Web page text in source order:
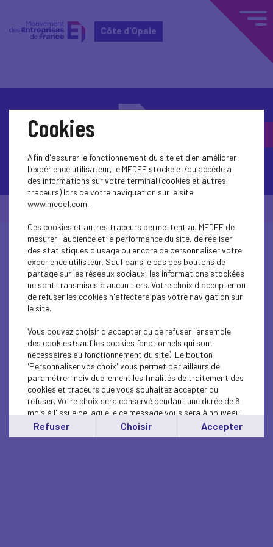
Côte d'Opale
Contactez-nous
© Medef Côte d'Opale 2026 -
Cookies
Afin d'assurer le fonctionnement du site et d'en améliorer
l'expérience utilisateur, le MEDEF stocke et/ou accède à
des informations sur votre terminal (cookies et autres
traceurs) lors de votre naviguation sur le site
www.medef.com.
Ces cookies et autres traceurs permettent au MEDEF de
mesurer l'audience et la performance du site, de réaliser
des statistiques d'usage ou encore de personnaliser votre
expérience utilisteur. Sauf dans le cas des boutons de
partage sur les réseaux sociaux, les informations stockées
ne sont transmises à aucun tiers. Votre choix d'accepter ou
de refuser les cookies n'affectera pas votre navigation sur
le site.
Vous pouvez choisir d'accepter ou de refuser l'ensemble
des cookies (sauf les cookies fonctionnels qui sont
nécessaires au fonctionnement du site). Le bouton
'Personnaliser vos choix' vous permet par ailleurs de
paramétrer individuellement les finalités de traitement des
cookies et traceurs que vous souhaitez accepter ou
refuser. Votre choix sera conservé pendant une durée de 6
mois à l'issue de laquelle ce message vous sera à nouveau
affiché..
Vous pouvez modifier votre choix à tout moment en
Refuser Choisir Accepter